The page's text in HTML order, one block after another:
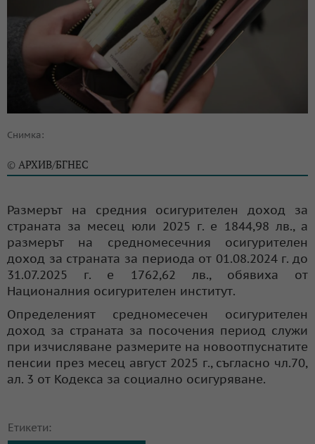
Снимка:
© АРХИВ/БГНЕС
Размерът на средния осигурителен доход за
страната за месец юли 2025 г. е 1844,98 лв., а
размерът на средномесечния осигурителен
доход за страната за периода от 01.08.2024 г. до
31.07.2025 г. е 1762,62 лв., обявиха от
Националния осигурителен институт.
Определеният средномесечен осигурителен
доход за страната за посочения период служи
при изчисляване размерите на новоотпуснатите
пенсии през месец август 2025 г., съгласно чл.70,
ал. 3 от Кодекса за социално осигуряване.
Етикети: